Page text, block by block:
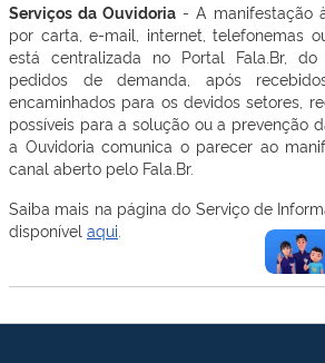
Serviços da Ouvidoria - A manifestação
por carta, e-mail, internet, telefonemas
está centralizada no Portal Fala.Br, do
pedidos de demanda, após
encaminhados para os devidos setores,
possíveis para a solução ou a prevenção
a Ouvidoria comunica o parecer ao
canal aberto pelo Fala.Br.
Saiba mais na página do Serviço de
disponível aqui